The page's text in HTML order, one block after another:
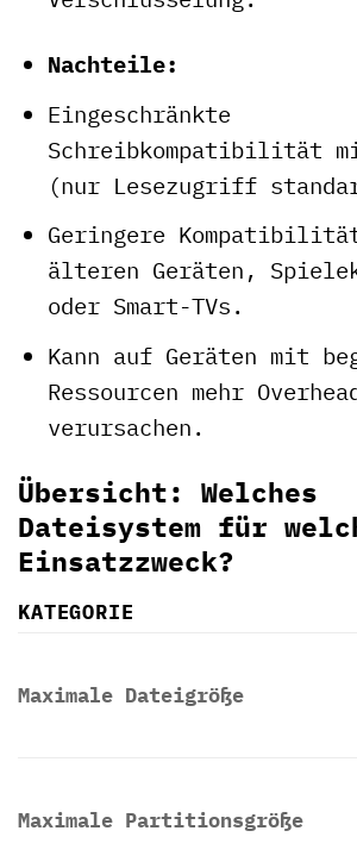
Nachteile:
Eingeschränkte
Schreibkompatibilität
(nur Lesezugriff
Geringere
älteren Geräten,
oder Smart-TVs.
Kann auf Geräten mit
Ressourcen mehr
verursachen.
Übersicht: Welches
Dateisystem für
Einsatzzweck?
KATEGORIE
Maximale Dateigröße
Maximale Partitionsgröße